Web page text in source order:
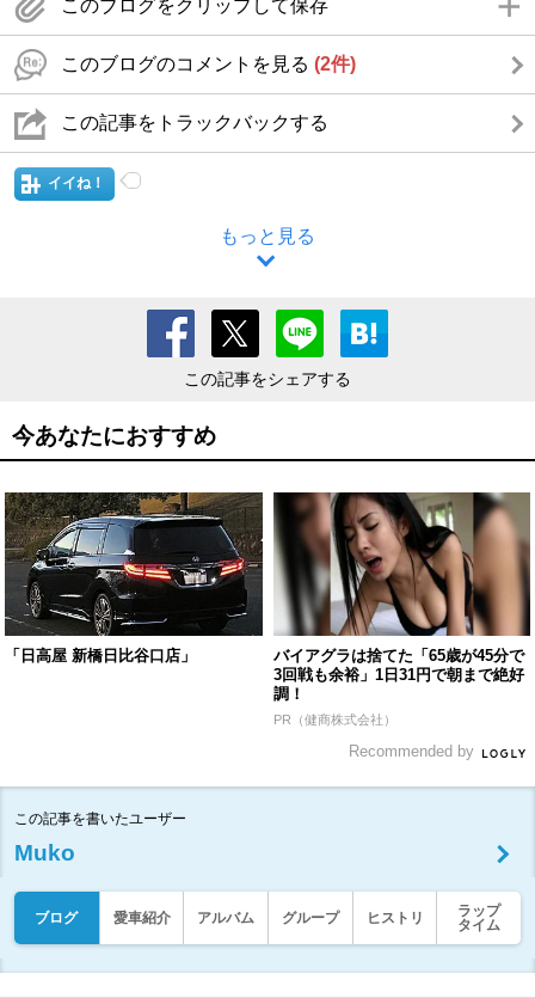
このブログをクリップして保存
このブログのコメントを見る (2件)
この記事をトラックバックする
イイね！
もっと見る
この記事をシェアする
今あなたにおすすめ
「日高屋 新橋日比谷口店」
バイアグラは捨てた「65歳が45分で
3回戦も余裕」1日31円で朝まで絶好
調！
PR（健商株式会社）
Recommended by
この記事を書いたユーザー
Muko
ブログ 愛車紹介 アルバム グループ ヒストリ
ラップ
タイム